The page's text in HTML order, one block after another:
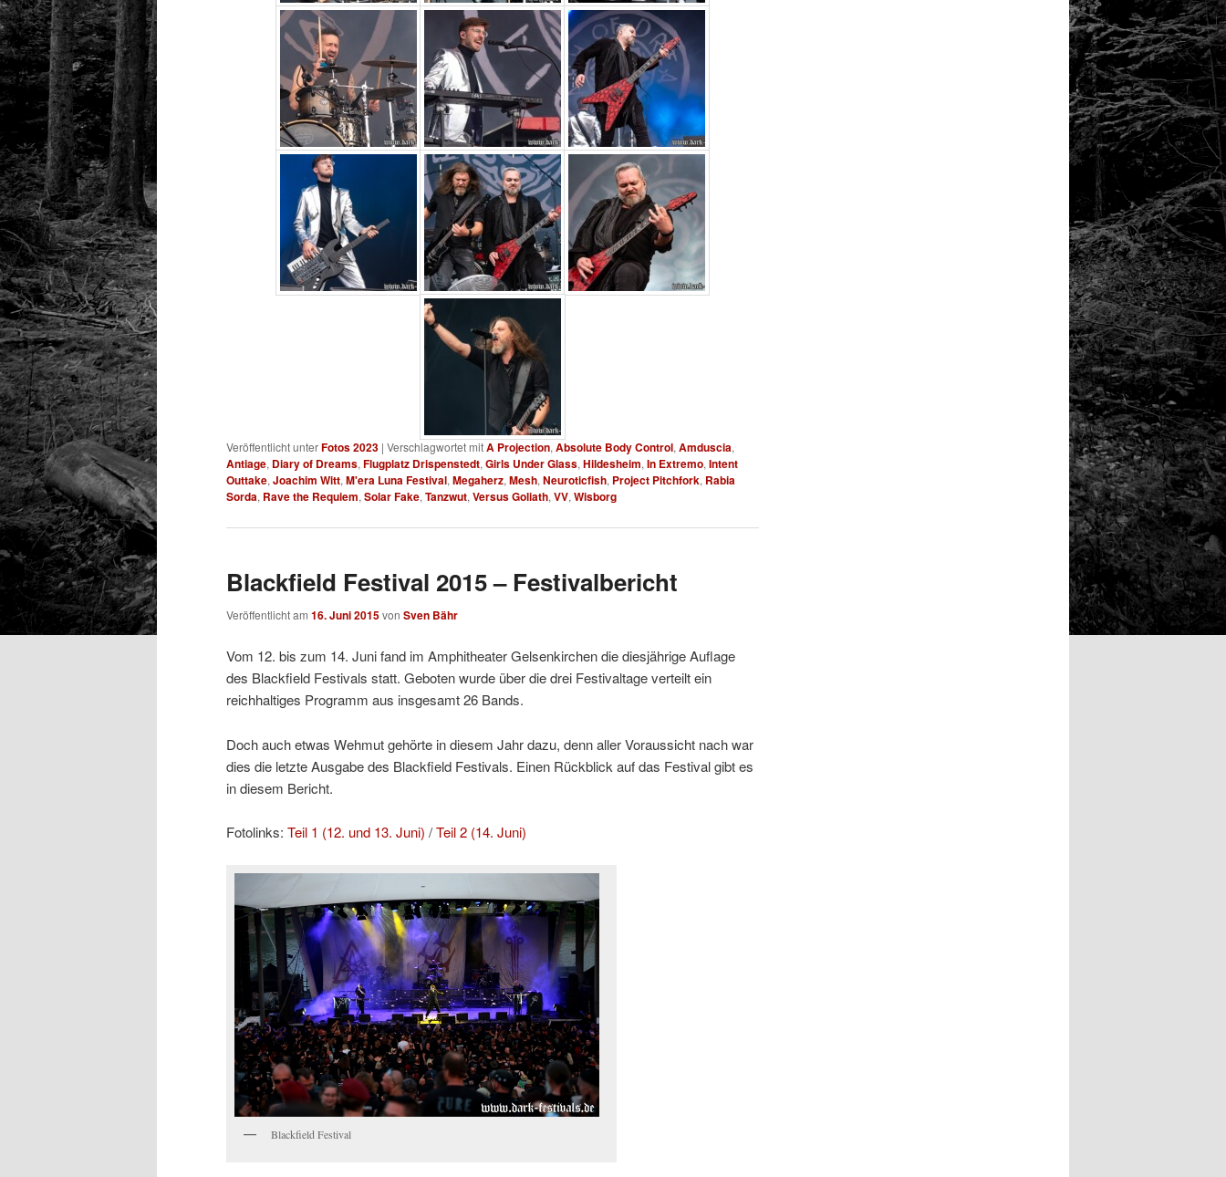
Veröffentlicht unterFotos 2023 | Verschlagwortet mitA Projection,Absolute Body Control,Amduscia,
Antiage, Diary of Dreams,Flugplatz Drispenstedt,Girls Under Glass,Hildesheim,In Extremo,Intent
Outtake,Joachim Witt,M'era Luna Festival,Megaherz,Mesh,Neuroticfish, Project Pitchfork, Rabia
Sorda, Rave the Requiem,Solar Fake,Tanzwut,Versus Goliath,VV,Wisborg
Blackfield Festival 2015 – Festivalbericht
Veröffentlicht am 16. Juni 2015von Sven Bähr
Vom 12. bis zum 14. Juni fand im Amphitheater Gelsenkirchen die diesjährige Auflage
des Blackfield Festivals statt. Geboten wurde über die drei Festivaltage verteilt ein
reichhaltiges Programm aus insgesamt 26 Bands.
Doch auch etwas Wehmut gehörte in diesem Jahr dazu, denn aller Voraussicht nach war
dies die letzte Ausgabe des Blackfield Festivals. Einen Rückblick auf das Festival gibt es
in diesem Bericht.
Fotolinks: Teil 1 (12. und 13. Juni) /Teil 2 (14. Juni)
Blackfield Festival